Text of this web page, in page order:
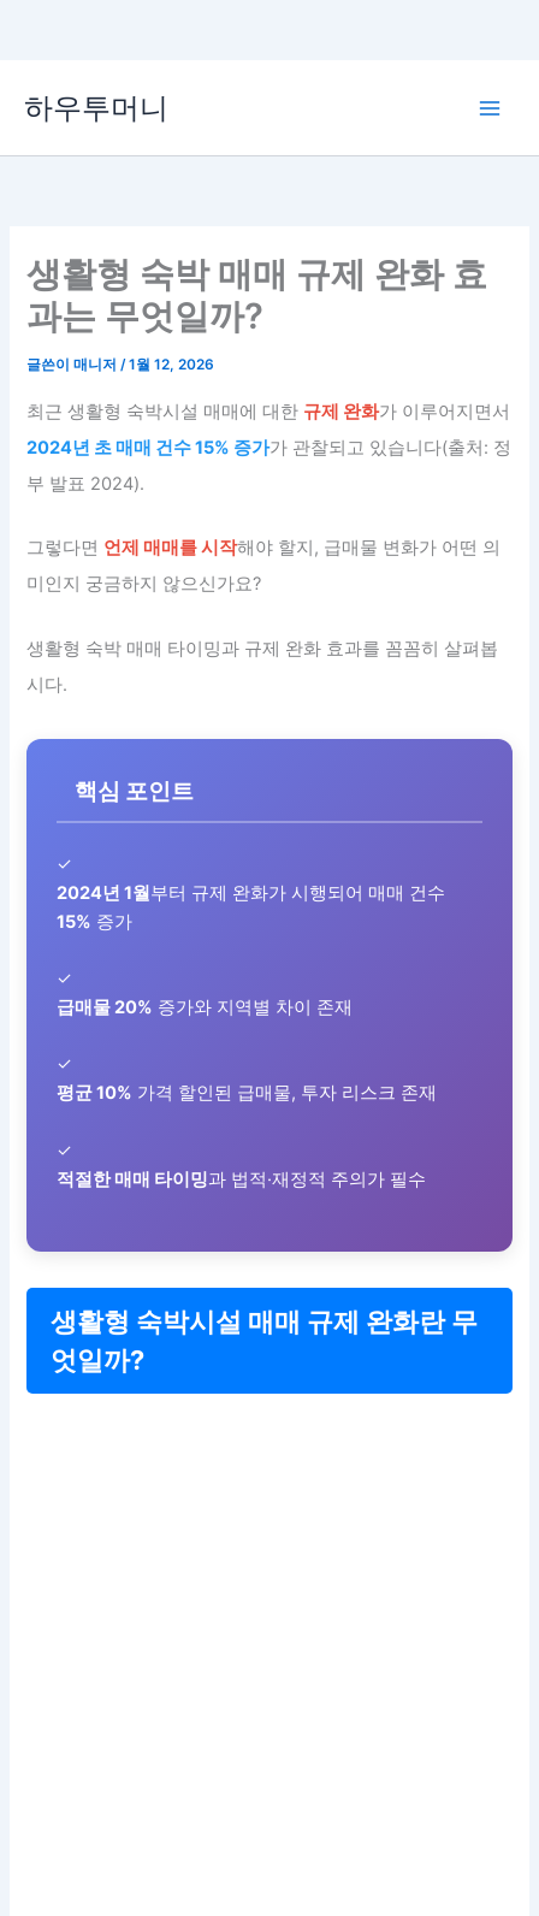
로
하우투머니
생활형 숙박 매매 규제 완화 효
과는 무엇일까?
글쓴이매니저/1월 12, 2026
최근 생활형 숙박시설 매매에 대한 규제 완화가 이루어지면서
2024년 초 매매 건수 15% 증가가 관찰되고 있습니다(출처: 정
부 발표 2024).
그렇다면 언제 매매를 시작해야 할지, 급매물 변화가 어떤 의
미인지 궁금하지 않으신가요?
생활형 숙박 매매 타이밍과 규제 완화 효과를 꼼꼼히 살펴봅
시다.
핵심 포인트
✓
2024년 1월부터 규제 완화가 시행되어 매매 건수
15% 증가
✓
급매물 20% 증가와 지역별 차이 존재
✓
평균 10% 가격 할인된 급매물, 투자 리스크 존재
✓
적절한 매매 타이밍과 법적·재정적 주의가 필수
생활형 숙박시설 매매 규제 완화란 무
엇일까?